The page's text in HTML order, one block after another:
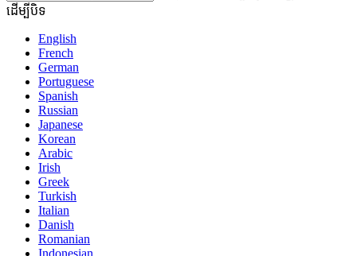
ដើម្បីបិទ
English
French
German
Portuguese
Spanish
Russian
Japanese
Korean
Arabic
Irish
Greek
Turkish
Italian
Danish
Romanian
Indonesian